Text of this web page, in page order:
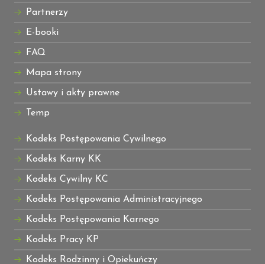
Partnerzy
E-booki
FAQ
Mapa strony
Ustawy i akty prawne
Temp
Kodeks Postępowania Cywilnego
Kodeks Karny KK
Kodeks Cywilny KC
Kodeks Postępowania Administracyjnego
Kodeks Postępowania Karnego
Kodeks Pracy KP
Kodeks Rodzinny i Opiekuńczy